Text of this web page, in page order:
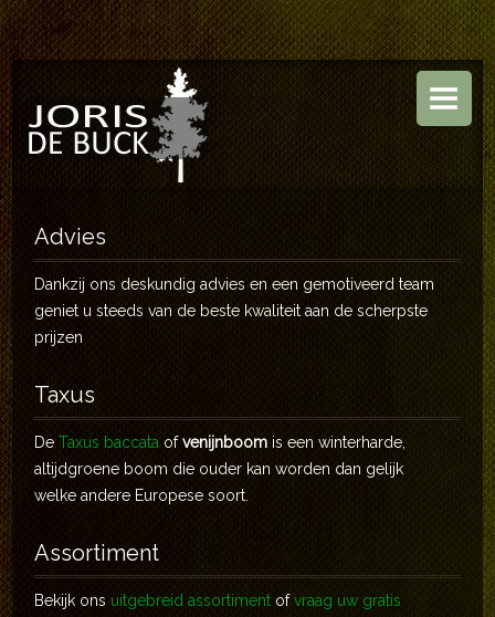
HOME
BOOMKWEKERIJ
TUINEN
ASSORTIMENT
CONTACT
Advies
Dankzij ons deskundig advies en een gemotiveerd team
geniet u steeds van de beste kwaliteit aan de scherpste
prijzen
Taxus
DeTaxus baccata ofvenijnboom is een winterharde,
altijdgroene boom die ouder kan worden dan gelijk
welke andere Europese soort.
Assortiment
Bekijk ons uitgebreid assortiment ofvraag uw gratis